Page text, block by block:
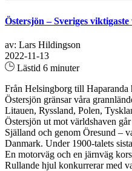
Östersjön – Sveriges viktigaste
av: Lars Hildingson
2022-11-13
Lästid 6 minuter
Från Helsingborg till
Östersjön gränsar våra
Litauen, Ryssland, Polen,
Östersjön ut mot världshaven
Själland och genom Öresund –
Danmark. Under 1900-talets
En motorväg och en järnväg
Rullande hjul konkurrerar med